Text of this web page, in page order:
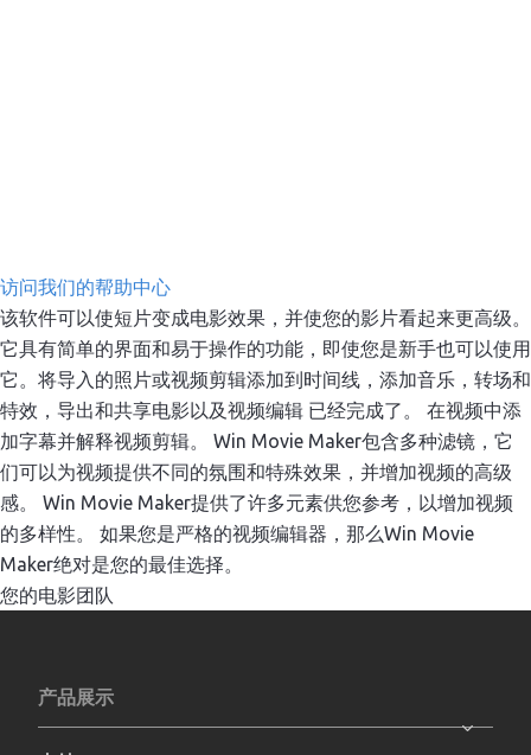
访问我们的帮助中心
该软件可以使短片变成电影效果，并使您的影片看起来更高级。
它具有简单的界面和易于操作的功能，即使您是新手也可以使用
它。将导入的照片或视频剪辑添加到时间线，添加音乐，转场和
特效，导出和共享电影以及视频编辑 已经完成了。 在视频中添
加字幕并解释视频剪辑。 Win Movie Maker包含多种滤镜，它
们可以为视频提供不同的氛围和特殊效果，并增加视频的高级
感。 Win Movie Maker提供了许多元素供您参考，以增加视频
的多样性。 如果您是严格的视频编辑器，那么Win Movie
Maker绝对是您的最佳选择。
您的电影团队
产品展示